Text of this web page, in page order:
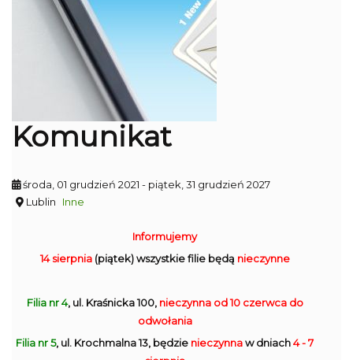
Komunikat
środa, 01 grudzień 2021 - piątek, 31 grudzień 2027
Lublin
Inne
Informujemy
14 sierpnia(piątek) wszystkie filie będą nieczynne
Filia nr 4, ul. Kraśnicka 100, nieczynna od 10 czerwca do
odwołania
Filia nr 5, ul. Krochmalna 13, będzie nieczynnaw dniach4 - 7